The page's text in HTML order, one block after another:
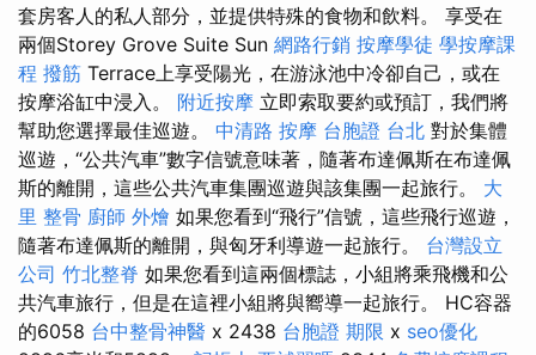
套房客人的私人部分，並提供特殊的食物和飲料。 享受在
兩個Storey Grove Suite Sun 網路行銷 按摩學徒 學按摩課
程 撥筋 Terrace上享受陽光，在游泳池中冷卻自己，或在
按摩浴缸中浸入。 附近按摩 立即索取要約或預訂，我們將
幫助您選擇最佳巡遊。 中清路 按摩 台胞證 台北 對於集體
巡遊，“公共汽車”數字信號意味著，隨著布達佩斯在布達佩
斯的離開，這些公共汽車集團巡遊與該集團一起旅行。 大
里 整骨 廚師 外燴 如果您看到“飛行”信號，這些飛行巡遊，
隨著布達佩斯的離開，與匈牙利導遊一起旅行。 台灣設立
公司 竹北整脊 如果您看到這兩個標誌，小組將乘飛機和公
共汽車旅行，但是在這裡小組將與嚮導一起旅行。 HC容器
的6058 台中整骨神醫 x 2438 台胞證 期限 x seo優化